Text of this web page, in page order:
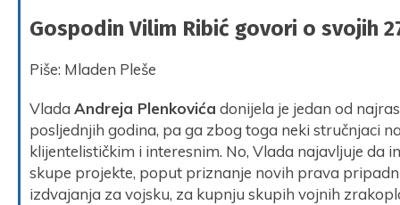
Gospodin Vilim Ribić govori o svojih
Piše: Mladen Pleše
Vlada Andreja Plenkovića donijela je jedan od
posljednjih godina, pa ga zbog toga neki stručnjaci
klijentelističkim i interesnim. No, Vlada najavljuje da
skupe projekte, poput priznanje novih prava
izdvajanja za vojsku, za kupnju skupih vojnih